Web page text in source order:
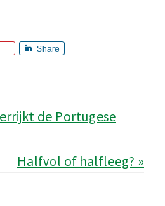
Share
de Portugese
Halfvol of halfleeg? »